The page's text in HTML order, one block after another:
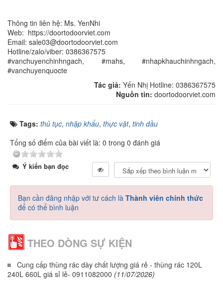
Thông tin liên hệ: Ms. YenNhi
Web: https://doortodoorviet.com
Email: sale03@doortodoorviet.com
Hotline/zalo/viber: 0386367575
#vanchuyenchinhngach, #mahs, #nhapkhauchinhngach,
#vanchuyenquocte
Tác giả: Yến Nhị Hotline: 0386367575
Nguồn tin: doortodoorviet.com
Tags: thủ tục, nhập khẩu, thực vật, tinh dầu
Tổng số điểm của bài viết là: 0 trong 0 đánh giá
Ý kiến bạn đọc
Bạn cần đăng nhập với tư cách là Thành viên chính thức
để có thể bình luận
THEO DÒNG SỰ KIỆN
Cung cấp thùng rác dày chất lượng giá rẻ - thùng rác 120L
240L 660L giá sỉ lẻ- 0911082000 (11/07/2026)